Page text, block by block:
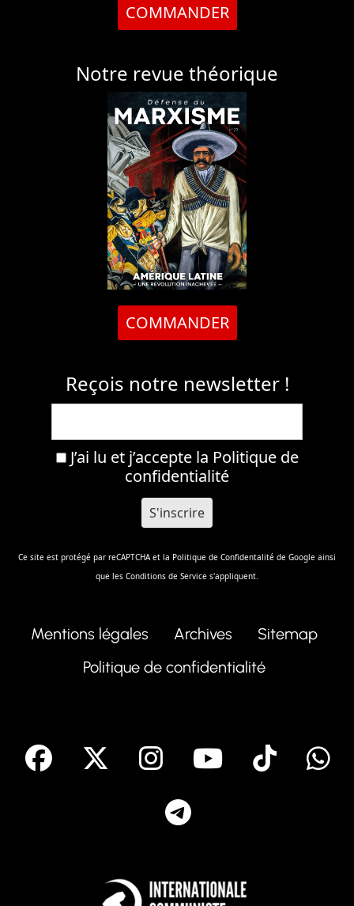
COMMANDER
Notre revue théorique
COMMANDER
Reçois notre newsletter !
J’ai lu et j’accepte la Politique de
confidentialité
Ce site est protégé par reCAPTCHA et la Politique de Confidentalité de Google ainsi
que les Conditions de Service s'appliquent.
Mentions légales Archives
Sitemap
Politique de confidentialité
facebook Instagram
Youtube
Tik